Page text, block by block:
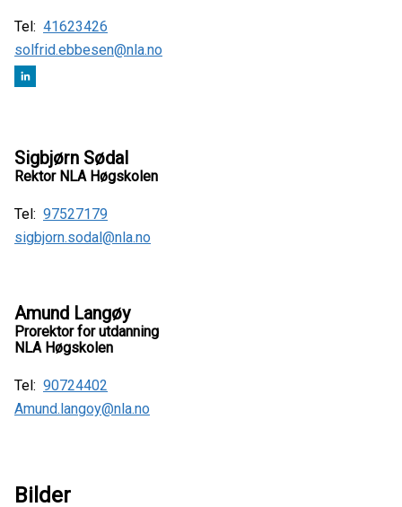
Tel: 41623426
solfrid.ebbesen@nla.no
Sigbjørn Sødal
Rektor NLA Høgskolen
Tel: 97527179
sigbjorn.sodal@nla.no
Amund Langøy
Prorektor for utdanning
NLA Høgskolen
Tel: 90724402
Amund.langoy@nla.no
Bilder